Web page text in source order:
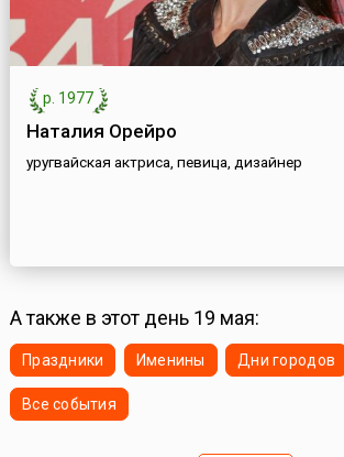
р. 1977
Наталия Орейро
уругвайская актриса, певица, дизайнер
А также в этот день 19 мая:
Праздники Именины Дни городов
Все события